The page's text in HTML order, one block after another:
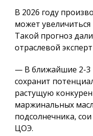
В 2026 году
может
Такой прогноз
отраслевой
— В ближайшие 2-3
сохранит
растущую
маржинальных
подсолнечника,
ЦОЭ.